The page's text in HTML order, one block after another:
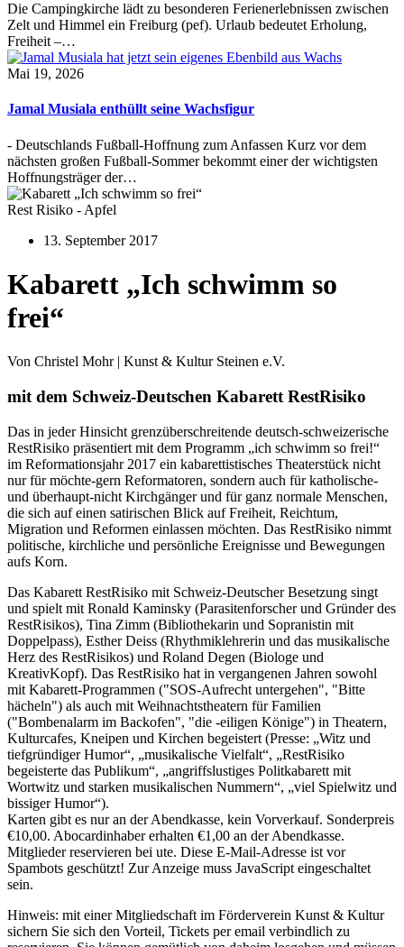
Die Campingkirche lädt zu besonderen Ferienerlebnissen zwischen
Zelt und Himmel ein Freiburg (pef). Urlaub bedeutet Erholung,
Freiheit –…
Mai 19, 2026
Jamal Musiala enthüllt seine Wachsfigur
- Deutschlands Fußball-Hoffnung zum Anfassen Kurz vor dem
nächsten großen Fußball-Sommer bekommt einer der wichtigsten
Hoffnungsträger der…
Rest Risiko - Apfel
13. September 2017
Kabarett „Ich schwimm so
frei“
Von Christel Mohr | Kunst & Kultur Steinen e.V.
mit dem Schweiz-Deutschen Kabarett RestRisiko
Das in jeder Hinsicht grenzüberschreitende deutsch-schweizerische
RestRisiko präsentiert mit dem Programm „ich schwimm so frei!“
im Reformationsjahr 2017 ein kabarettistisches Theaterstück nicht
nur für möchte-gern Reformatoren, sondern auch für katholische-
und überhaupt-nicht Kirchgänger und für ganz normale Menschen,
die sich auf einen satirischen Blick auf Freiheit, Reichtum,
Migration und Reformen einlassen möchten. Das RestRisiko nimmt
politische, kirchliche und persönliche Ereignisse und Bewegungen
aufs Korn.
Das Kabarett RestRisiko mit Schweiz-Deutscher Besetzung singt
und spielt mit Ronald Kaminsky (Parasitenforscher und Gründer des
RestRisikos), Tina Zimm (Bibliothekarin und Sopranistin mit
Doppelpass), Esther Deiss (Rhythmiklehrerin und das musikalische
Herz des RestRisikos) und Roland Degen (Biologe und
KreativKopf). Das RestRisiko hat in vergangenen Jahren sowohl
mit Kabarett-Programmen ("SOS-Aufrecht untergehen", "Bitte
hächeln") als auch mit Weihnachtstheatern für Familien
("Bombenalarm im Backofen", "die -eiligen Könige") in Theatern,
Kulturcafes, Kneipen und Kirchen begeistert (Presse: „Witz und
tiefgründiger Humor“, „musikalische Vielfalt“, „RestRisiko
begeisterte das Publikum“, „angriffslustiges Politkabarett mit
Wortwitz und starken musikalischen Nummern“, „viel Spielwitz und
bissiger Humor“).
Karten gibt es nur an der Abendkasse, kein Vorverkauf. Sonderpreis
€10,00. Abocardinhaber erhalten €1,00 an der Abendkasse.
Mitglieder reservieren bei ute. Diese E-Mail-Adresse ist vor
Spambots geschützt! Zur Anzeige muss JavaScript eingeschaltet
sein.
Hinweis: mit einer Mitgliedschaft im Förderverein Kunst & Kultur
sichern Sie sich den Vorteil, Tickets per email verbindlich zu